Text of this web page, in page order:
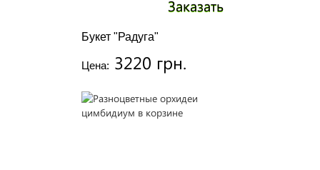
Букет "Радуга"
Цена: 3220 грн.
Заказать